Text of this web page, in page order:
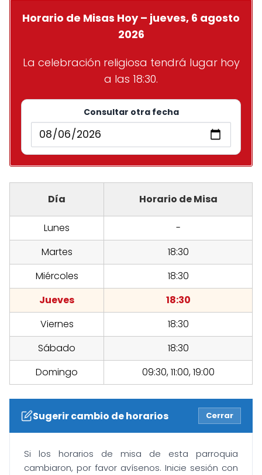
Horario de Misas Hoy – jueves, 6 agosto
2026
La celebración religiosa tendrá lugar hoy
a las 18:30.
Consultar otra fecha
Día Horario de Misa
Lunes
-
Martes
18:30
Miércoles
18:30
Jueves
18:30
Viernes
18:30
Sábado
18:30
Domingo
09:30, 11:00, 19:00
Sugerir cambio de horarios Cerrar
Si los horarios de misa de esta parroquia
cambiaron, por favor avísenos. Inicie sesión con